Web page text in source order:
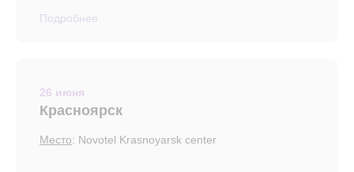
Подробнее
26 июня
Красноярск
Место: Novotel Krasnoyarsk center